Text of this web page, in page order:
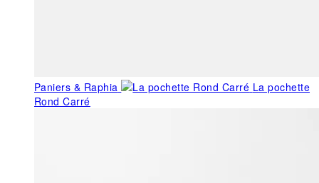
Paniers & Raphia
La pochette
Rond Carré